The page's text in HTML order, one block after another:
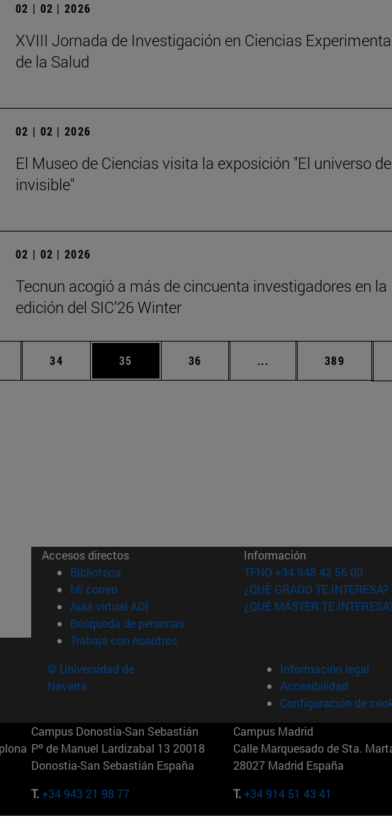
02 | 02 | 2026
XVIII Jornada de Investigación en Ciencias
de la Salud
02 | 02 | 2026
El Museo de Ciencias visita la exposición "El universo
invisible"
02 | 02 | 2026
Tecnun acogió a más de cincuenta investigadores en la
edición del SIC’26 Winter
Páginas intermedias Use TAB para desplazarse.
Página
34 Página
35 Página
36 ... Páginas intermedias
Página
389
Accesos directos
Biblioteca (abre en nueva ventana)
Mi correo(abre en nueva ventana)
Aula virtual ADI (abre en nueva ventana)
Búsqueda de personas(abre en nueva ventana)
Trabaja con nosotros(abre en nueva ventana)
Información
TFNO +34 948 42 56 00
¿QUÉ GRADO TE INTERESA?
¿QUÉ MÁSTER TE
© Universidad de
Navarra
Información legal
Accesibilidad
Configuración de
Campus Donostia-San Sebastián
Pº de Manuel Lardizabal 13 20018
Donostia-San Sebastián España
T.+34 943 21 98 77
Campus Madrid
Calle Marquesado de Sta.
28027 Madrid España
T.+34 914 51 43 41